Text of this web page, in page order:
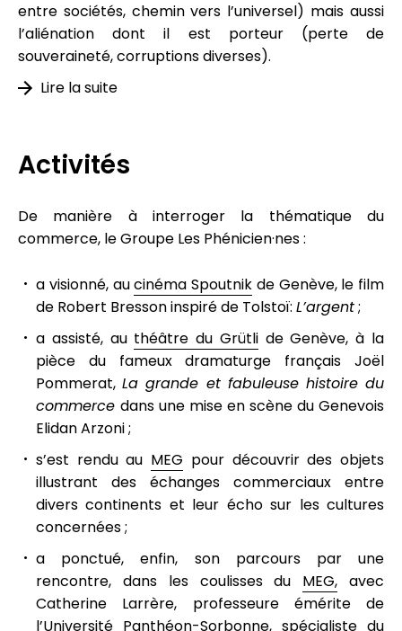
entre sociétés, chemin vers l’universel) mais aussi
l’aliénation dont il est porteur (perte de
souveraineté, corruptions diverses).
Lire la suite
Activités
De manière à interroger la thématique du
commerce, le Groupe Les Phénicien·nes :
a visionné, aucinéma Spoutnik de Genève, le film
de Robert Bresson inspiré de Tolstoï: L’argent;
a assisté, au théâtre du Grütlide Genève, à la
pièce du fameux dramaturge français Joël
Pommerat,La grande et fabuleuse histoire du
commerce dans une mise en scène du Genevois
Elidan Arzoni ;
s’est rendu au MEG pour découvrir des objets
illustrant des échanges commerciaux entre
divers continents et leur écho sur les cultures
concernées ;
a ponctué, enfin, son parcours par une
rencontre, dans les coulisses du MEG, avec
Catherine Larrère, professeure émérite de
l’Université Panthéon-Sorbonne, spécialiste du